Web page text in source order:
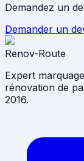
Demandez un
Demander un
Renov-Route
Expert
rénovation de
2016.